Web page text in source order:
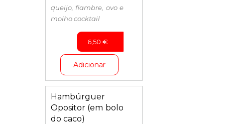
Bebidasqueijo, fiambre, ovo e
molho cocktail
6,50 €
Adicionar
Hambúrguer
Opositor (em bolo
do caco)